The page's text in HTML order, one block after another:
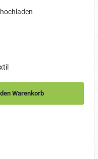
Warenkorb